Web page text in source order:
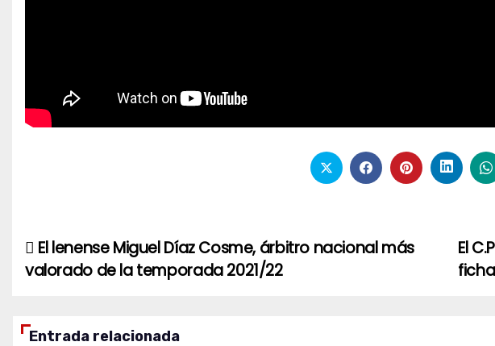
Navegación
de
entradas
El
El lenense Miguel Díaz Cosme, árbitro nacional más
valorado de la temporada 2021/22
Entrada relacionada